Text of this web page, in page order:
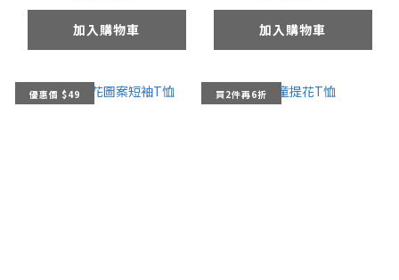
加入購物車 加入購物車
優惠價 $49 買2件再6折